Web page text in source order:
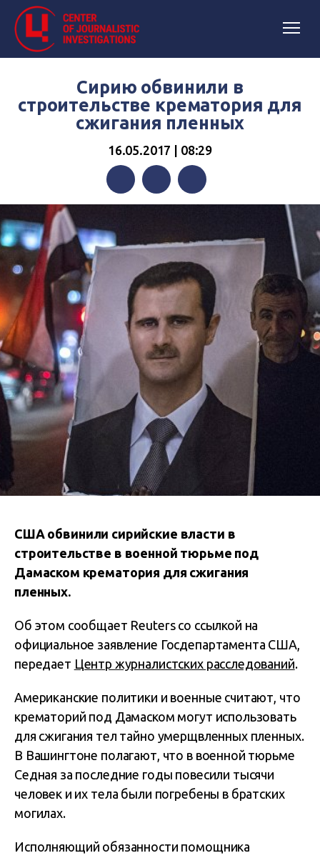
Сирию обвинили в
строительстве крематория для
сжигания пленных
16.05.2017 | 08:29
FacebookTwitterTelegram
США обвинили сирийские власти в
строительстве в военной тюрьме под
Дамаском крематория для сжигания
пленных.
Об этом сообщает Reuters со ссылкой на
официальное заявление Госдепартамента США,
передает Центр журналистских расследований.
Американские политики и военные считают, что
крематорий под Дамаском могут использовать
для сжигания тел тайно умерщвленных пленных.
В Вашингтоне полагают, что в военной тюрьме
Седная за последние годы повесили тысячи
человек и их тела были погребены в братских
могилах.
Исполняющий обязанности помощника